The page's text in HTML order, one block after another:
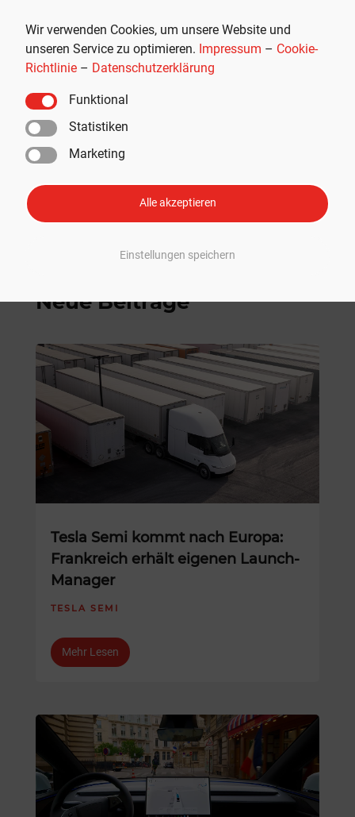
Wir verwenden Cookies, um unsere Website und
unseren Service zu optimieren. Impressum – Cookie-
Richtlinie – Datenschutzerklärung
Funktional
Statistiken
Marketing
Alle akzeptieren
Einstellungen speichern
THG-Quote verkaufen: Als E-Auto-
Fahrer schnell und einfach 400
Euro Prämie sichern
Neue Beiträge
Tesla Semi kommt nach Europa:
Frankreich erhält eigenen Launch-
Manager
TESLA SEMI
Mehr Lesen